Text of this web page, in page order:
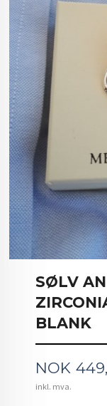
SØLV
BLANK
Pris
NOK
inkl. mva.